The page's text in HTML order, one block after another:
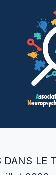
DANS LE